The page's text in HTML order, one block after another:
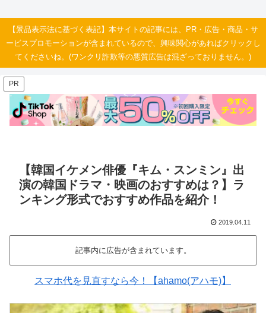
【景品表示法に基づく表記】本サイトの記事には、PR・広告・商品・サ
ービスプロモーションが含まれているので、興味関心があればクリックし
てくださいね。(ワンクリ詐欺等の悪質広告は混ざっておりません。)
PR
【韓国イケメン俳優『キム・スンミン』出
演の韓国ドラマ・映画のおすすめは？】ラ
ンキング形式でおすすめ作品を紹介！
2019.04.11
記事内に広告が含まれています。
スマホ代を見直すなら今！【ahamo(アハモ)】